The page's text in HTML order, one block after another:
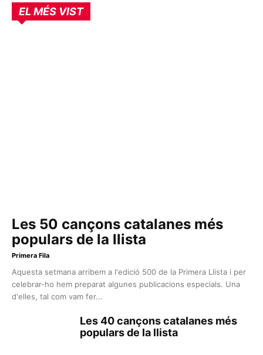
EL MÉS VIST
Les 50 cançons catalanes més
populars de la llista
Primera Fila
Aquesta setmana arribem a l'edició 500 de la Primera Llista i per
celebrar-ho hem preparat algunes publicacions especials. Una
d'elles, tal com vam fer...
Les 40 cançons catalanes més
populars de la llista